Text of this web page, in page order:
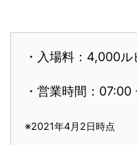
・入場料：4,000ル
・営業時間：07:00
※2021年4月2日時点